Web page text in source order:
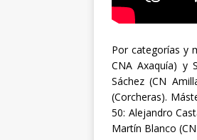
Por categorías y
CNA Axaquía) y
Sáchez (CN
(Corcheras).
50: Alejandro
Martín Blanco